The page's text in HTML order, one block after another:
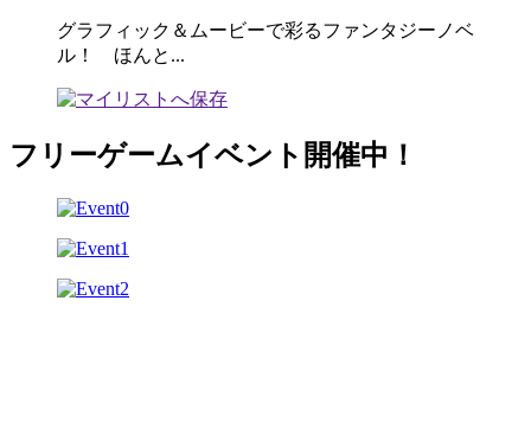
グラフィック＆ムービーで彩るファンタジーノベ
ル！ ほんと...
フリーゲームイベント開催中！